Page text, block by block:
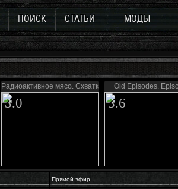
ПОИСК СТАТЬИ МОДЫ
Радиоактивное мясо. Схватка
3.0
Old Episodes.
3.6
Прямой эфир